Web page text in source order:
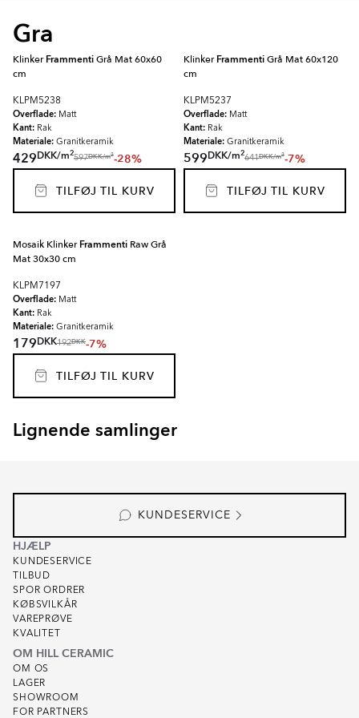
Gra
KlinkerFrammentiGrå Mat 60x60
cm
KLPM5238
Overflade: Matt
Kant: Rak
Materiale: Granitkeramik
429DKK/m2
597DKK/m2-28%
TILFØJ TIL KURV
KlinkerFrammentiGrå Mat 60x120
cm
KLPM5237
Overflade: Matt
Kant: Rak
Materiale: Granitkeramik
599DKK/m2
641DKK/m2-7%
TILFØJ TIL KURV
Mosaik KlinkerFrammenti Raw Grå
Mat 30x30 cm
KLPM7197
Overflade: Matt
Kant: Rak
Materiale: Granitkeramik
179DKK192DKK-7%
TILFØJ TIL KURV
Lignende samlinger
CEPPO DI GRE
KUNDESERVICE
HJÆLP
KUNDESERVICE
TILBUD
SPOR ORDRER
KØBSVILKÅR
VAREPRØVE
KVALITET
OM HILL CERAMIC
OM OS
LAGER
SHOWROOM
FOR PARTNERS